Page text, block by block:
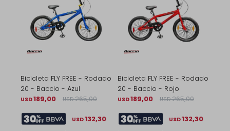
Bicicleta FLY FREE - Rodado
20 - Baccio - Azul
USD189,00 USD 265,00
USD132,30
Bicicleta FLY FREE - Rodado
20 - Baccio - Rojo
USD189,00 USD 265,00
USD132,30